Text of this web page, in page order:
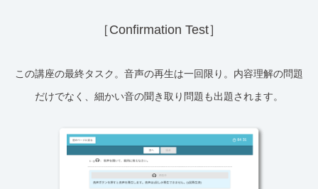
［Confirmation Test］
この講座の最終タスク。音声の再生は一回限り。内容理解の問題
だけでなく、細かい音の聞き取り問題も出題されます。